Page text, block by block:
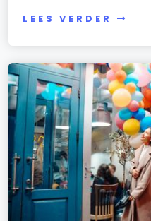
LEES VERDER